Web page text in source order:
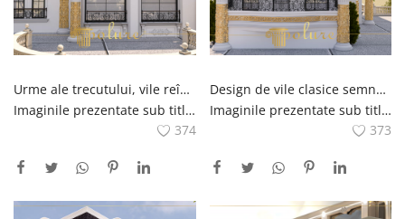
Urme ale trecutului, vile reînviate în stil clasic
Imaginile prezentate sub titlul Urmele trecutului reînviat în vile în stil clasic reflectă vilele în stil clasic proiectate și construite cu experiență de compania Polure.Aceste vile oferă o atmosferă de neuitat îmbinând urmele trecutului cu stilul de viață modern de astăzi.Detalii impecabile și meticuloase manopera dezvăluie caracterul unic și estetica fiecărui proiect de vilă.Elemente precum decorațiuni interioare și exterioare, reliefuri, coloane și arcade din materiale poliuretanice reînvie splendoarea trecutului.Aceste vile deschid ușile unei atmosfere nostalgice pentru cei care îmbrățișează clasicul stil.
374
Design de vile clasice semnate de Polure, perla esteticii
Imaginile prezentate sub titlul Classic Villa Designs Signed by Polure, Pearl of Aesthetics, reprezintă proiectele unice de vile clasice ale companiei Polure.Aceste design, care au atins cel mai înalt punct al esteticii, oferă o manoperă meticuloasă și o estetică atrăgătoare în fiecare detaliu.Aceste vile, implementate de echipele cu experiență Polure, sunt în perfectă armonie cu perioada perioadei.Își reflectă splendoarea printr-o interpretare modernă.Elemente precum detalii din poliuretan pe interiorul și exteriorul vilei, reliefuri, coloane și arcadele adaugă eleganță și sofisticare design-urilor de vilă.Aceste design unic de vile oferă o opțiune care ia în considerare estetica până la cel mai mic detaliu și atrage toate gusturile.
373